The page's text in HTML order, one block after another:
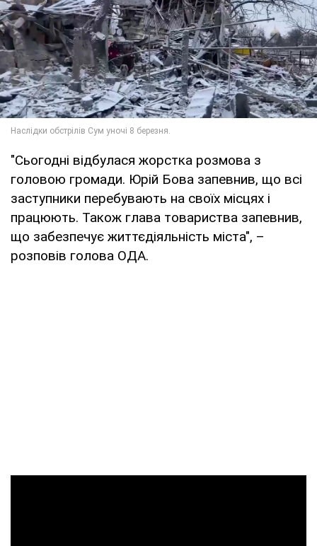
"Сьогодні відбулася жорстка розмова з
головою громади. Юрій Бова запевнив, що всі
заступники перебувають на своїх місцях і
працюють. Також глава товариства запевнив,
що забезпечує життєдіяльність міста", –
розповів голова ОДА.